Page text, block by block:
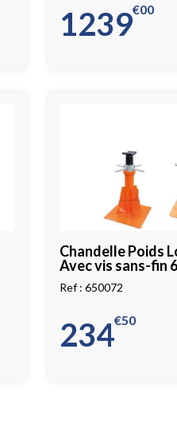
1239 00
€
Chandelle Poids
Avec vis sans-fin
650072
234 50
€